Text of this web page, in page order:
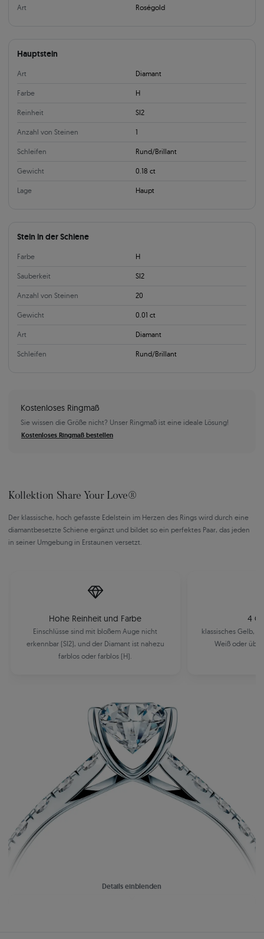
Art Roségold
Hauptstein
Art Diamant
Farbe H
Reinheit SI2
Anzahl von Steinen 1
Schleifen Rund/Brillant
Gewicht 0.18 ct
Lage Haupt
Stein in der Schiene
Farbe H
Sauberkeit SI2
Anzahl von Steinen 20
Gewicht 0.01 ct
Art Diamant
Schleifen Rund/Brillant
Kostenloses Ringmaß
Sie wissen die Größe nicht? Unser Ringmaß ist eine ideale Lösung!
Kostenloses Ringmaß bestellen
Kollektion Share Your Love®
Der klassische, hoch gefasste Edelstein im Herzen des Rings wird durch eine
diamantbesetzte Schiene ergänzt und bildet so ein perfektes Paar, das jeden
in seiner Umgebung in Erstaunen versetzt.
Hohe Reinheit und Farbe
Einschlüsse sind mit bloßem Auge nicht
erkennbar (SI2), und der Diamant ist nahezu
farblos oder farblos (H).
4
klassisches Gelb,
Weiß oder
Details einblenden